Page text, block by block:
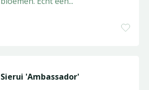
Sierui 'Ambassador'